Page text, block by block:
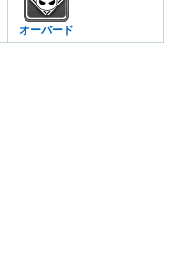
オーバード